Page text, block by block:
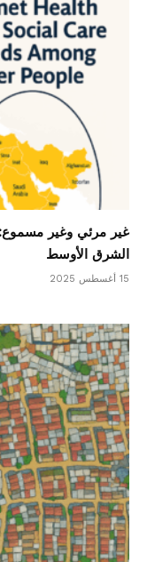
غير مرئي وغير مسموع:
الشرق الأوسط
15 أغسطس 2025